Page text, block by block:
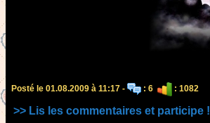
Posté le 01.08.2009 à 11:17 - : 6 : 1082
>> Lis les commentaires et participe !